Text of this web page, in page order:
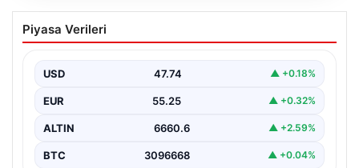
Türksat 3A Uydu Hizmetlerine Son
Dönem Uyarısı: Kanal Güncellemeleri
Türksat 3A uydusu, uzun yıllar boyunca Türkiye'nin
Piyasa Verileri
USD 47.74 ▲ +0.18%
EUR 55.25 ▲ +0.32%
ALTIN 6660.6 ▲ +2.59%
BTC 3096668 ▲ +0.04%